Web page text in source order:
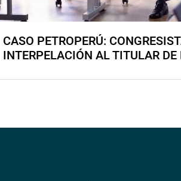
CASO PETROPERÚ:
INTERPELACIÓN AL TITULAR